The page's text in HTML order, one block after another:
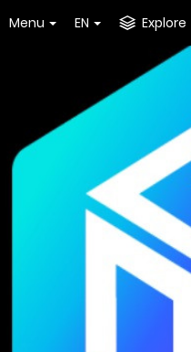
Menu EN Explore